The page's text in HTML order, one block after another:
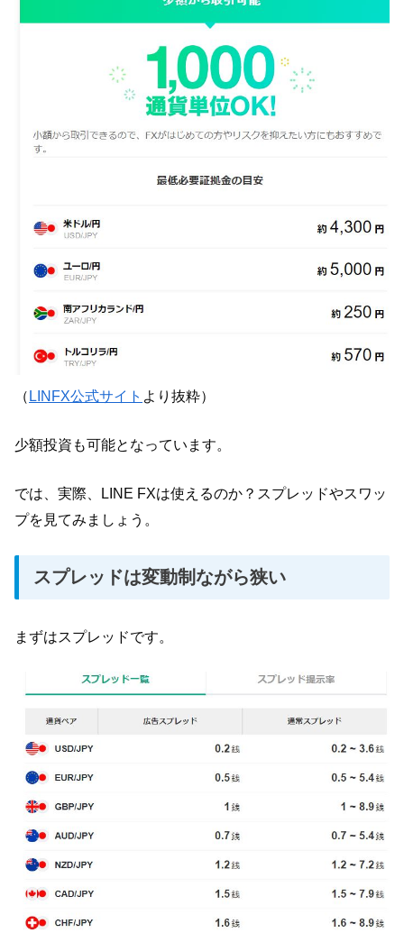
（ LINFX公式サイト より抜粋）
少額投資も可能となっています。
では、実際、LINE FXは使えるのか？スプレッドやスワッ
プを見てみましょう。
スプレッドは変動制ながら狭い
まずはスプレッドです。